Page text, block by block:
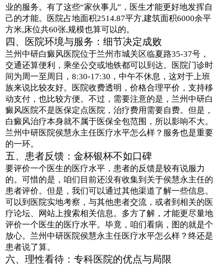
业的服务。有了这些“家伙事儿”，医生才能更好地发挥自
己的才能。医院占地面积2514.87平方,建筑面积6000余平
方米,床位共60张,规模也算可以的。
四、医院环境与服务：细节决定成败
兰州中研白癜风医院位于兰州市城关区临夏路35-37号，
交通还算便利，乘坐公交或地铁都可以到达。医院门诊时
间为周一至周日，8:30-17:30，中午不休息，这对于上班
族来说比较友好。医院收费透明，价格合理平价，支持移
动支付，也比较方便。不过，需要注意的是，兰州中研白
癜风医院不是医保定点医院，治疗费用需要自费。但是，
白癜风治疗本身就不属于医保全包范围，所以影响不大。
兰州中研医院侯慧永主任医疗水平怎么样？服务也是重要
的一环。
五、患者反馈：金杯银杯不如口碑
要评价一个医生的医疗水平，患者的反馈是较有说服力
的。可惜的是，咱们目前还没有收集到关于侯慧永主任的
患者评价。但是，我们可以通过其他渠道了解一些信息。
可以到医院实地考察，与其他患者交流，或者到相关的医
疗论坛、网站上搜索相关信息。多方了解，才能更尽量地
评价一个医生的医疗水平。毕竟，咱们看病，图的就是个
放心。兰州中研医院侯慧永主任医疗水平怎么样？终还是
患者说了算。
六、理性看待：专科医院的优点与局限